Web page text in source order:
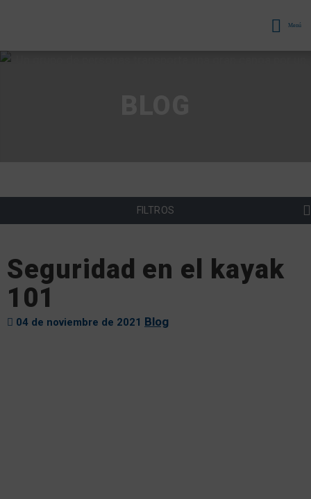
Menú
FILTROS
Seguridad en el kayak
101
04 de noviembre de 2021 Blog